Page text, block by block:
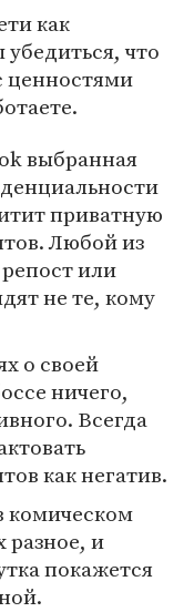
как
что
ценностями
выбранная
приватную
Любой из
или
не те, кому
о своей
ничего,
Всегда
как негатив.
комическом
разное, и
покажется